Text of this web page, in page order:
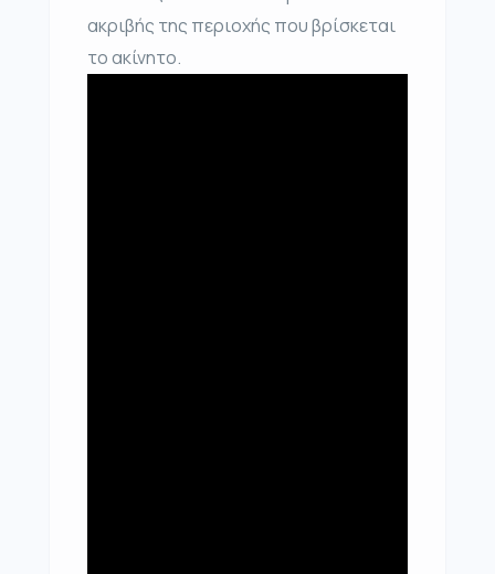
ακριβής της περιοχής που βρίσκεται
το ακίνητο.